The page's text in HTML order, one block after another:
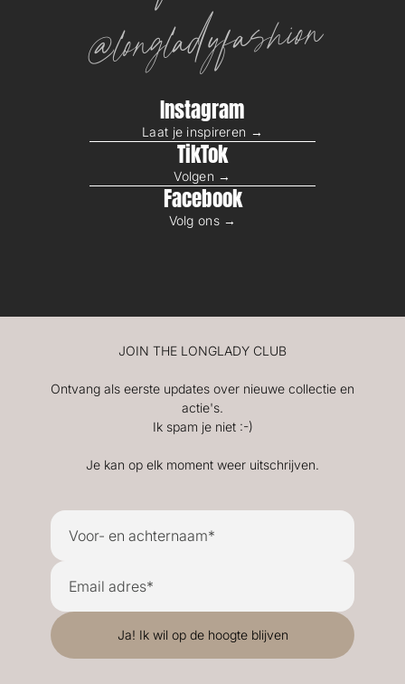
@longladyfashion
Instagram
Laat je inspireren →
TikTok
Volgen →
Facebook
Volg ons →
JOIN THE LONGLADY CLUB
Ontvang als eerste updates over nieuwe collectie en
actie's.
Ik spam je niet :-)
Je kan op elk moment weer uitschrijven.